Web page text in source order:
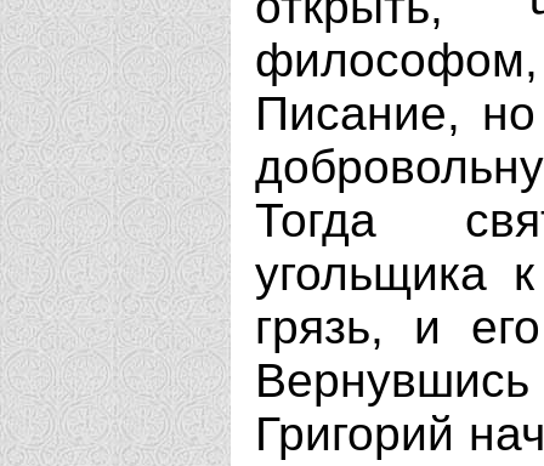
Писание,
Тогда
угольщика
грязь, и
Григорий